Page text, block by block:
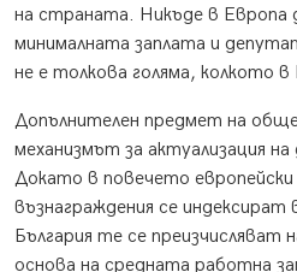
на страната. Никъде в Европа
минималната заплата и
не е толкова голяма, колкото в
Допълнителен предмет на
механизмът за актуализация
Докато в повечето
възнаграждения се
България те се преизчисляват
основа на средната работна